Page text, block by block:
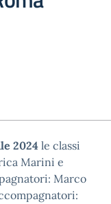
2024 le classi
Marini e
Marco